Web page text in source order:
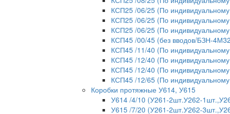
КСП25 /06/25 (По индивидуальному
КСП25 /06/25 (По индивидуальному
КСП25 /06/25 (По индивидуальному
КСП45 /00/45 (без вводов/БЗН-
КСП45 /11/40 (По индивидуальному
КСП45 /12/40 (По индивидуальному
КСП45 /12/40 (По индивидуальному
КСП45 /12/65 (По индивидуальному
Коробки протяжные У614, У615
У614 /4/10 (У261-2шт.У262-
У615 /7/20 (У261-2шт.У262-